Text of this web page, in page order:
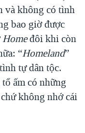
và không có tình
bao giờ được
Homeđôi khi còn
“Homeland”
tự dân tộc.
ấm có những
không nhớ cái